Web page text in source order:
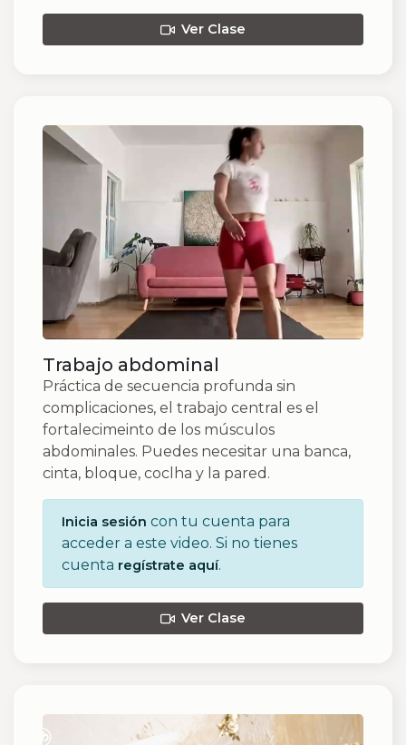
Ver Clase
Trabajo abdominal
Práctica de secuencia profunda sin
complicaciones, el trabajo central es el
fortalecimeinto de los músculos
abdominales. Puedes necesitar una banca,
cinta, bloque, coclha y la pared.
Inicia sesión con tu cuenta para
acceder a este video. Si no tienes
cuenta regístrate aquí.
Ver Clase